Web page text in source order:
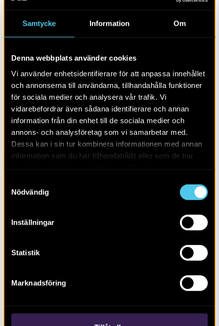
Samtycke Information Om
Denna webbplats använder cookies
Vi använder enhetsidentifierare för att anpassa innehållet
och annonserna till användarna, tillhandahålla funktioner
för sociala medier och analysera vår trafik. Vi
vidarebefordrar även sådana identifierare och annan
information från din enhet till de sociala medier och
annons- och analysföretag som vi samarbetar med.
Dessa kan i sin tur kombinera informationen med annan
information som du har tillhandahållit eller som de har
Nödvändig
Inställningar
Statistik
Marknadsföring
RAPPORT 2017:5
Kabelschakt på Vikbolandet i
Norrköping
RAPPORT 2017:9
Väg E22 Gladhammar–Häggebotorp